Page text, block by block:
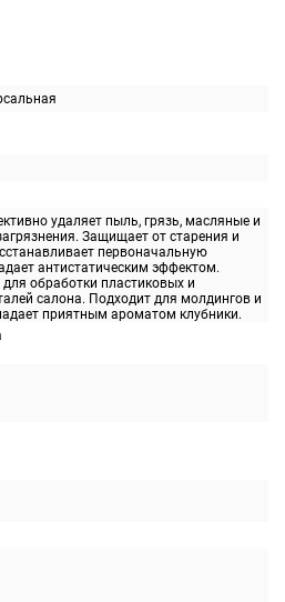
удаляет пыль, грязь, масляные и
Защищает от старения и
первоначальную
антистатическим эффектом.
обработки пластиковых и
салона. Подходит для молдингов и
приятным ароматом клубники.